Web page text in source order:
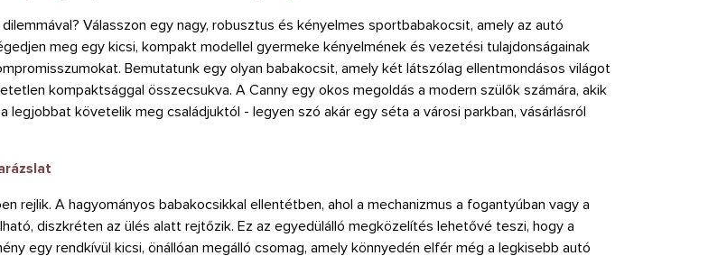
Válasszon egy nagy, robusztus és kényelmes sportbabakocsit, amely az autó
meg egy kicsi, kompakt modellel gyermeke kényelmének és vezetési tulajdonságainak
Bemutatunk egy olyan babakocsit, amely két látszólag ellentmondásos világot
kompaktsággal összecsukva. A Canny egy okos megoldás a modern szülők számára, akik
követelik meg családjuktól - legyen szó akár egy séta a városi parkban, vásárlásról
rejlik. A hagyományos babakocsikkal ellentétben, ahol a mechanizmus a fogantyúban vagy a
diszkréten az ülés alatt rejtőzik. Ez az egyedülálló megközelítés lehetővé teszi, hogy a
egy rendkívül kicsi, önállóan megálló csomag, amely könnyedén elfér még a legkisebb autó